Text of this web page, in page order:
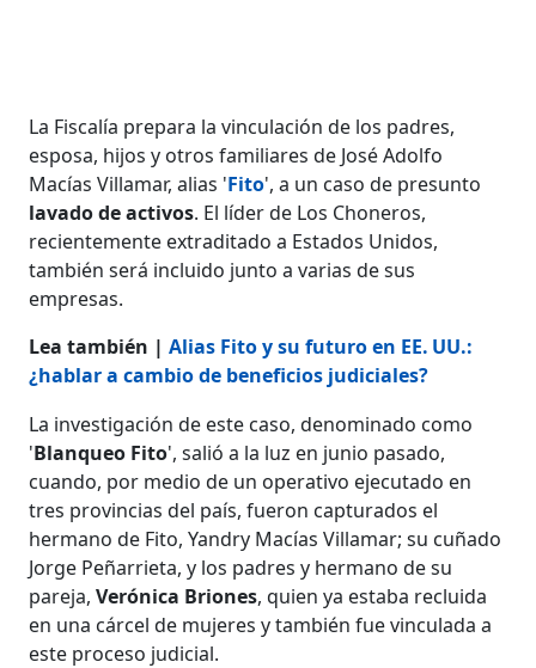
La Fiscalía prepara la vinculación de los padres,
esposa, hijos y otros familiares de José Adolfo
Macías Villamar, alias 'Fito', a un caso de presunto
lavado de activos. El líder de Los Choneros,
recientemente extraditado a Estados Unidos,
también será incluido junto a varias de sus
empresas.
Lea también |Alias Fito y su futuro en EE. UU.:
¿hablar a cambio de beneficios judiciales?
La investigación de este caso, denominado como
'Blanqueo Fito', salió a la luz en junio pasado,
cuando, por medio de un operativo ejecutado en
tres provincias del país, fueron capturados el
hermano de Fito, Yandry Macías Villamar; su cuñado
Jorge Peñarrieta, y los padres y hermano de su
pareja,Verónica Briones, quien ya estaba recluida
en una cárcel de mujeres y también fue vinculada a
este proceso judicial.